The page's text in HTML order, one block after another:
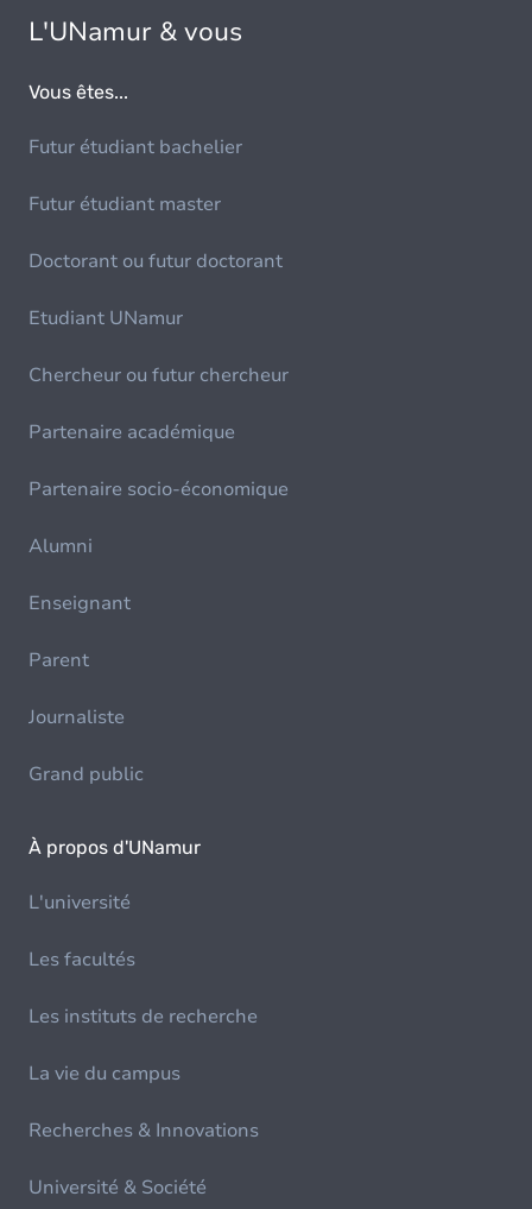
L'UNamur & vous
Vous êtes...
Futur étudiant bachelier
Futur étudiant master
Doctorant ou futur doctorant
Etudiant UNamur
Chercheur ou futur chercheur
Partenaire académique
Partenaire socio-économique
Alumni
Enseignant
Parent
Journaliste
Grand public
À propos d'UNamur
L'université
Les facultés
Les instituts de recherche
La vie du campus
Recherches & Innovations
Université & Société